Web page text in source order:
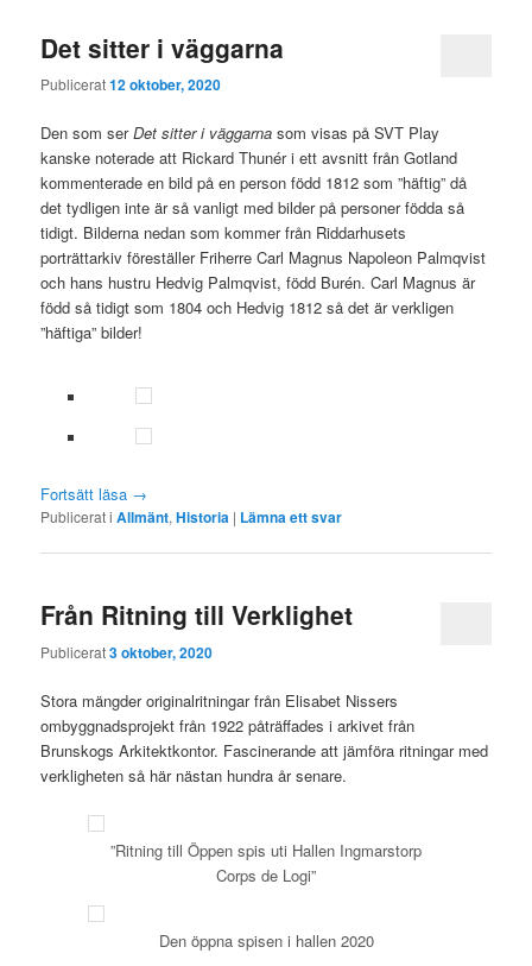
Det sitter i väggarna
Publicerat12 oktober, 2020
Den som serDet sitter i väggarna som visas på SVT Play
kanske noterade att Rickard Thunér i ett avsnitt från Gotland
kommenterade en bild på en person född 1812 som ”häftig” då
det tydligen inte är så vanligt med bilder på personer födda så
tidigt. Bilderna nedan som kommer från Riddarhusets
porträttarkiv föreställer Friherre Carl Magnus Napoleon Palmqvist
och hans hustru Hedvig Palmqvist, född Burén. Carl Magnus är
född så tidigt som 1804 och Hedvig 1812 så det är verkligen
”häftiga” bilder!
Fortsätt läsa →
Publicerat i Allmänt,Historia | Lämna ett svar
Från Ritning till Verklighet
Publicerat3 oktober, 2020
Stora mängder originalritningar från Elisabet Nissers
ombyggnadsprojekt från 1922 påträffades i arkivet från
Brunskogs Arkitektkontor. Fascinerande att jämföra ritningar med
verkligheten så här nästan hundra år senare.
”Ritning till Öppen spis uti Hallen Ingmarstorp
Corps de Logi”
Den öppna spisen i hallen 2020